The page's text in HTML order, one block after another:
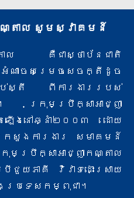
តាល សូមស្វាគមន៍
តាល គឺជាស្ថាប័នជាតិ
ាចសម្រេចសេចក្តីដូច
ប់ស្តី ពីការងារ​របស់
ា។ ក្រុមប្រឹក្សាអាជ្ញា
ឡើងនៅឆ្នាំ២០០៣ ដោយ
រសួងការងារ សមាគមន៍
ប្រឹក្សាអាជ្ញាកណ្តាល
ជួយភាគី វិវាទ​ដោះស្រាយ
ប្រទេសកម្ពុជា។